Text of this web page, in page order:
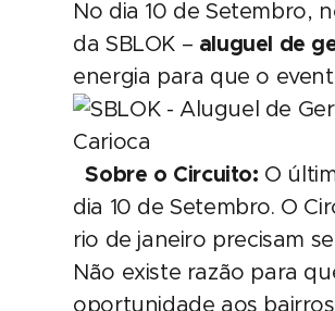
No dia 10 de Setembro,
da SBLOK – aluguel de
energia para que o
Sobre o Circuito: O
dia 10 de Setembro. O
rio de janeiro precisam
Não existe razão para
oportunidade aos